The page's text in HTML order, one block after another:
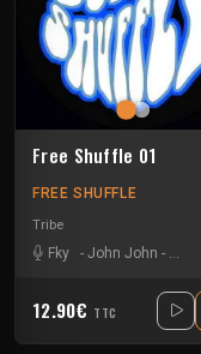
Free Shuffle 01
FREE SHUFFLE
Tribe
Fky
- John John -
12.90€ TTC